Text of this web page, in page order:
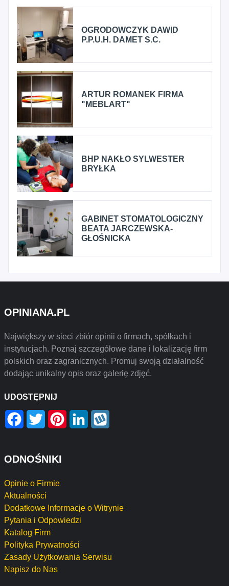
OGRODOWCZYK DAWID
P.P.U.H. DAMET S.C.
ARTUR ROMANEK FIRMA
"MEBLART"
BHP NAKŁO SYLWESTER
BRYŁKA
GABINET STOMATOLOGICZNY
BEATA JARCZEWSKA-
GŁOŚNICKA
OPINIANA.PL
Największy w sieci zbiór opinii o firmach, spółkach i
instytucjach. Poznaj szczegółowe dane i lokalizację firm
polskich oraz zagranicznych. Promuj swoją działalność
dodając unikalny opis oraz galerię zdjęć.
UDOSTĘPNIJ
Facebook
Twitter PinterestLinkedIn
ODNOŚNIKI
Opinie o Firmie
Aktualności
Dodatkowe Informacje o Witrynie
Pytania i Odpowiedzi
Katalog Firm
Polityka Prywatności
Zasady Użytkowania Serwisu
Napisz do Nas